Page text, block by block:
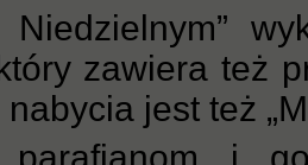
Niedzielnym”
zawiera też
jest też